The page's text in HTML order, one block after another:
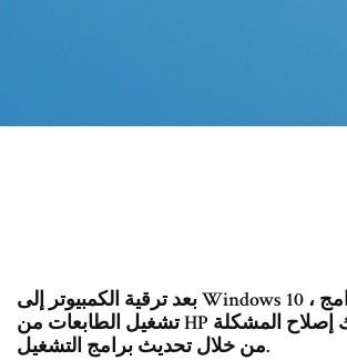
بعد ترقية الكمبيوتر إلى Windows 10 ، إذا كانت برامج
تشغيل الطابعات من HP لا تعمل ، يمكنك إصلاح المشكلة
من خلال تحديث برامج التشغيل.